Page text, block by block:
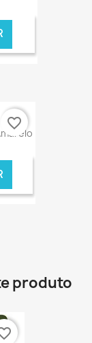
ONLINE
favorite_border
produto